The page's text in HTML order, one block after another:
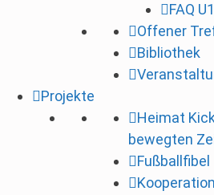
FAQ
Offener
Bibliothek
Projekte
Heimat
bewegten
Fußballfibel